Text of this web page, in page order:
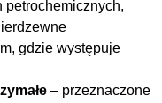
gdzie występuje
– przeznaczone